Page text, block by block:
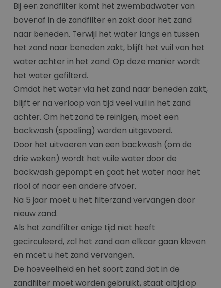
Bij een zandfilter komt het zwembadwater van
bovenaf in de zandfilter en zakt door het zand
naar beneden. Terwijl het water langs en tussen
het zand naar beneden zakt, blijft het vuil van het
water achter in het zand. Op deze manier wordt
het water gefilterd.
Omdat het water via het zand naar beneden zakt,
blijft er na verloop van tijd veel vuil in het zand
achter. Om het zand te reinigen, moet een
backwash (spoeling) worden uitgevoerd.
Door het uitvoeren van een backwash (om de
drie weken) wordt het vuile water door de
backwash gepompt en gaat het water naar het
riool of naar een andere afvoer.
Na 5 jaar moet u het filterzand vervangen door
nieuw zand.
Als het zandfilter enige tijd niet heeft
gecirculeerd, zal het zand aan elkaar gaan kleven
en moet u het zand vervangen.
De hoeveelheid en het soort zand dat in de
zandfilter moet worden gebruikt, staat altijd op